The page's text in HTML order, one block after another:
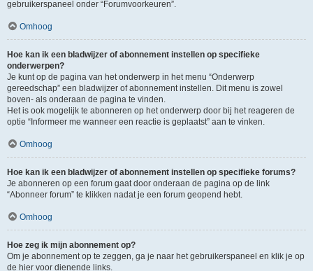
gebruikerspaneel onder “Forumvoorkeuren”.
Omhoog
Hoe kan ik een bladwijzer of abonnement instellen op specifieke
onderwerpen?
Je kunt op de pagina van het onderwerp in het menu “Onderwerp
gereedschap” een bladwijzer of abonnement instellen. Dit menu is zowel
boven- als onderaan de pagina te vinden.
Het is ook mogelijk te abonneren op het onderwerp door bij het reageren de
optie “Informeer me wanneer een reactie is geplaatst” aan te vinken.
Omhoog
Hoe kan ik een bladwijzer of abonnement instellen op specifieke forums?
Je abonneren op een forum gaat door onderaan de pagina op de link
“Abonneer forum” te klikken nadat je een forum geopend hebt.
Omhoog
Hoe zeg ik mijn abonnement op?
Om je abonnement op te zeggen, ga je naar het gebruikerspaneel en klik je op
de hier voor dienende links.